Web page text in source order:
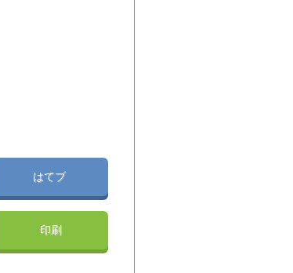
はてブ
印刷